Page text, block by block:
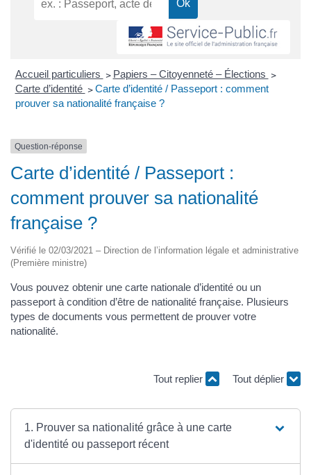
Accueil particuliers > Papiers – Citoyenneté – Élections >
Carte d’identité > Carte d’identité / Passeport : comment
prouver sa nationalité française ?
Question-réponse
Carte d’identité / Passeport :
comment prouver sa nationalité
française ?
Vérifié le 02/03/2021 – Direction de l’information légale et administrative
(Première ministre)
Vous pouvez obtenir une carte nationale d’identité ou un
passeport à condition d’être de nationalité française. Plusieurs
types de documents vous permettent de prouver votre
nationalité.
Tout replier Tout déplier
1. Prouver sa nationalité grâce à une carte
d'identité ou passeport récent